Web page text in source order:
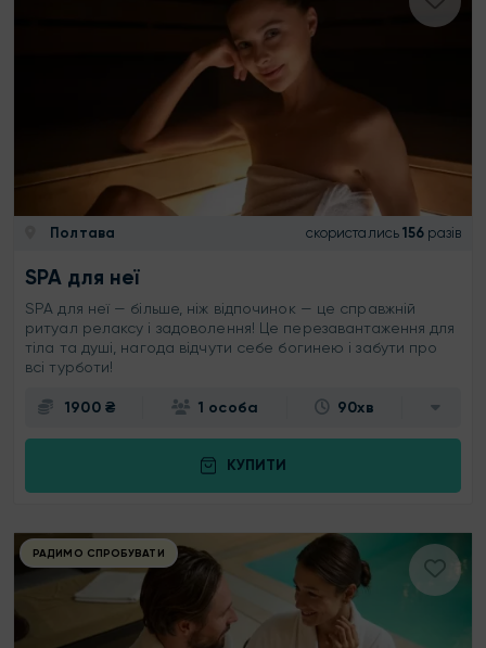
Полтава скористались 156 разів
SPA для неї
SPA для неї — більше, ніж відпочинок — це справжній
ритуал релаксу і задоволення! Це перезавантаження для
тіла та душі, нагода відчути себе богинею і забути про
всі турботи!
1900 ₴ 1 особа 90хв
КУПИТИ
РАДИМО СПРОБУВАТИ